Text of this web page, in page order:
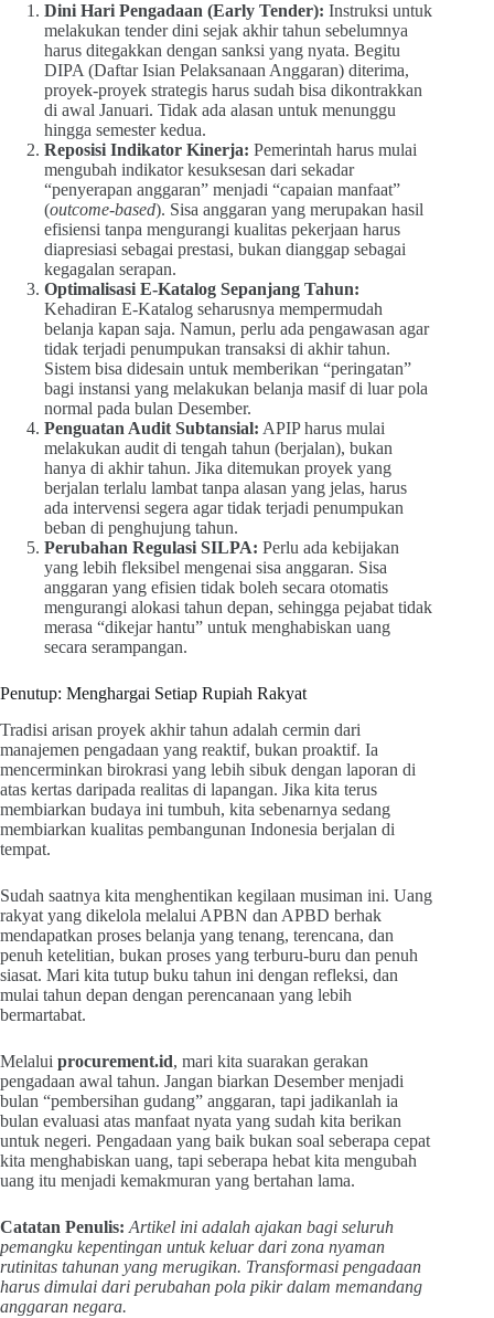
Dini Hari Pengadaan (Early Tender): Instruksi untuk
melakukan tender dini sejak akhir tahun sebelumnya
harus ditegakkan dengan sanksi yang nyata. Begitu
DIPA (Daftar Isian Pelaksanaan Anggaran) diterima,
proyek-proyek strategis harus sudah bisa dikontrakkan
di awal Januari. Tidak ada alasan untuk menunggu
hingga semester kedua.
Reposisi Indikator Kinerja: Pemerintah harus mulai
mengubah indikator kesuksesan dari sekadar
“penyerapan anggaran” menjadi “capaian manfaat”
(outcome-based). Sisa anggaran yang merupakan hasil
efisiensi tanpa mengurangi kualitas pekerjaan harus
diapresiasi sebagai prestasi, bukan dianggap sebagai
kegagalan serapan.
Optimalisasi E-Katalog Sepanjang Tahun:
Kehadiran E-Katalog seharusnya mempermudah
belanja kapan saja. Namun, perlu ada pengawasan agar
tidak terjadi penumpukan transaksi di akhir tahun.
Sistem bisa didesain untuk memberikan “peringatan”
bagi instansi yang melakukan belanja masif di luar pola
normal pada bulan Desember.
Penguatan Audit Subtansial: APIP harus mulai
melakukan audit di tengah tahun (berjalan), bukan
hanya di akhir tahun. Jika ditemukan proyek yang
berjalan terlalu lambat tanpa alasan yang jelas, harus
ada intervensi segera agar tidak terjadi penumpukan
beban di penghujung tahun.
Perubahan Regulasi SILPA: Perlu ada kebijakan
yang lebih fleksibel mengenai sisa anggaran. Sisa
anggaran yang efisien tidak boleh secara otomatis
mengurangi alokasi tahun depan, sehingga pejabat tidak
merasa “dikejar hantu” untuk menghabiskan uang
secara serampangan.
Penutup: Menghargai Setiap Rupiah Rakyat
Tradisi arisan proyek akhir tahun adalah cermin dari
manajemen pengadaan yang reaktif, bukan proaktif. Ia
mencerminkan birokrasi yang lebih sibuk dengan laporan di
atas kertas daripada realitas di lapangan. Jika kita terus
membiarkan budaya ini tumbuh, kita sebenarnya sedang
membiarkan kualitas pembangunan Indonesia berjalan di
tempat.
Sudah saatnya kita menghentikan kegilaan musiman ini. Uang
rakyat yang dikelola melalui APBN dan APBD berhak
mendapatkan proses belanja yang tenang, terencana, dan
penuh ketelitian, bukan proses yang terburu-buru dan penuh
siasat. Mari kita tutup buku tahun ini dengan refleksi, dan
mulai tahun depan dengan perencanaan yang lebih
bermartabat.
Melalui procurement.id, mari kita suarakan gerakan
pengadaan awal tahun. Jangan biarkan Desember menjadi
bulan “pembersihan gudang” anggaran, tapi jadikanlah ia
bulan evaluasi atas manfaat nyata yang sudah kita berikan
untuk negeri. Pengadaan yang baik bukan soal seberapa cepat
kita menghabiskan uang, tapi seberapa hebat kita mengubah
uang itu menjadi kemakmuran yang bertahan lama.
Catatan Penulis: Artikel ini adalah ajakan bagi seluruh
pemangku kepentingan untuk keluar dari zona nyaman
rutinitas tahunan yang merugikan. Transformasi pengadaan
harus dimulai dari perubahan pola pikir dalam memandang
anggaran negara.